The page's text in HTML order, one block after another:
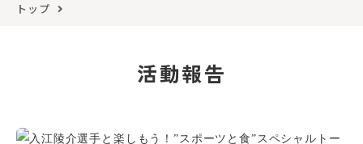
トップ
活動報告